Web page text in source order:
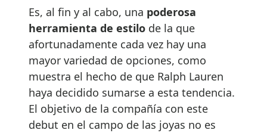
Es, al fin y al cabo, una poderosa
herramienta de estilo de la que
afortunadamente cada vez hay una
mayor variedad de opciones, como
muestra el hecho de que Ralph Lauren
haya decidido sumarse a esta tendencia.
El objetivo de la compañía con este
debut en el campo de las joyas no es